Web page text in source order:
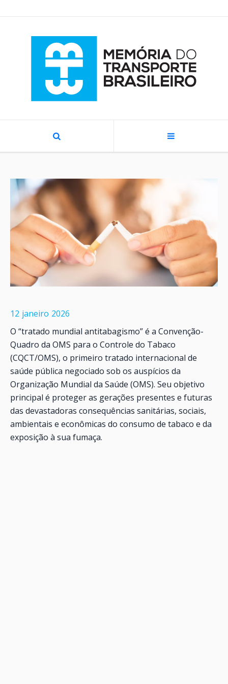
12 janeiro 2026
O “tratado mundial antitabagismo” é a Convenção-
Quadro da OMS para o Controle do Tabaco
(CQCT/OMS), o primeiro tratado internacional de
saúde pública negociado sob os auspícios da
Organização Mundial da Saúde (OMS). Seu objetivo
principal é proteger as gerações presentes e futuras
das devastadoras consequências sanitárias, sociais,
ambientais e econômicas do consumo de tabaco e da
exposição à sua fumaça.